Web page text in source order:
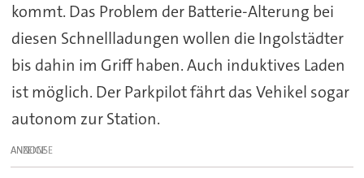
kommt. Das Problem der Batterie-Alterung bei
diesen Schnellladungen wollen die Ingolstädter
bis dahin im Griff haben. Auch induktives Laden
ist möglich. Der Parkpilot fährt das Vehikel sogar
autonom zur Station.
ANZEIGE